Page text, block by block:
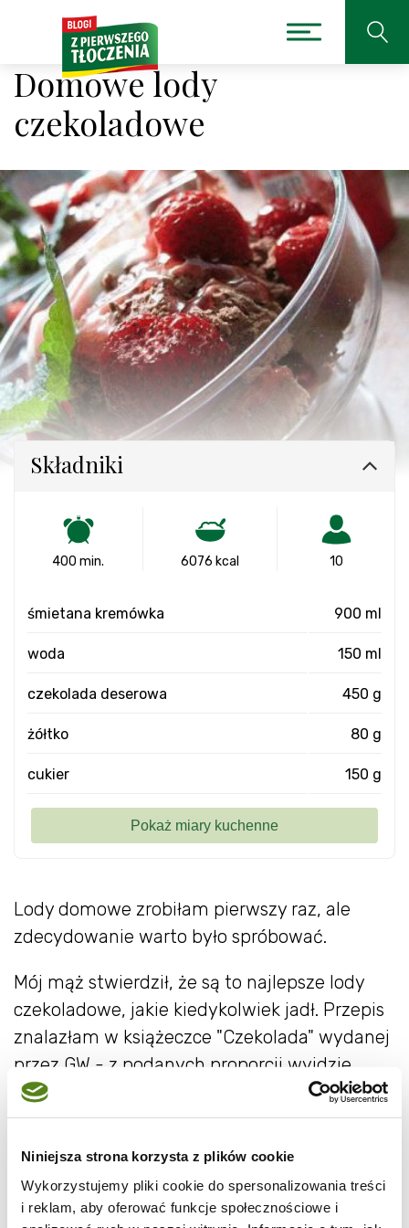
Niniejsza strona korzysta z plików cookie
Wykorzystujemy pliki cookie do spersonalizowania treści
i reklam, aby oferować funkcje społecznościowe i
Domowe lody
czekoladowe
Lody domowe zrobiłam pierwszy raz, ale
zdecydowanie warto było spróbować.
Mój mąż stwierdził, że są to najlepsze lody
czekoladowe, jakie kiedykolwiek jadł. Przepis
znalazłam w książeczce "Czekolada" wydanej
przez GW - z podanych proporcji wyjdzie
bardzo dużo lodów. Ja zrobiłam z połowy
składników i wyszedł mi dokładnie 1 litr.
Składniki:
900 ml śmietany kremówki
Składniki
400 min. 6076 kcal 10
śmietana kremówka 900 ml
woda 150 ml
czekolada deserowa 450 g
żółtko 80 g
cukier 150 g